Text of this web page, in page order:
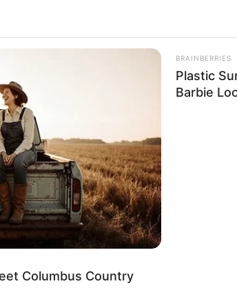
dzisiaj wieczorem
„
polskich filmów do
to film biograficzny, który przybliża widzom
Religi
. Akcja filmu rozgrywa się w latach 80. i
walczy o wprowadzenie w Polsce
się z krytyką środowiska lekarskiego,
Columbus Country
BRAINBERRIES
Plastic
Barbie